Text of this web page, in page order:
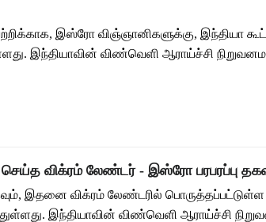
இஸ்ரோ விஞ்ஞானிகளுக்கு, இந்தியா
இந்தியாவின் விண்வெளி ஆராய்ச்சி
செய்த விக்ரம் லேண்டர் - இஸ்ரோ பரபரப்பு
இதனை விக்ரம் லேண்டரில் பொருத்தப்பட்டுள்ள
இந்தியாவின் விண்வெளி ஆராய்ச்சி